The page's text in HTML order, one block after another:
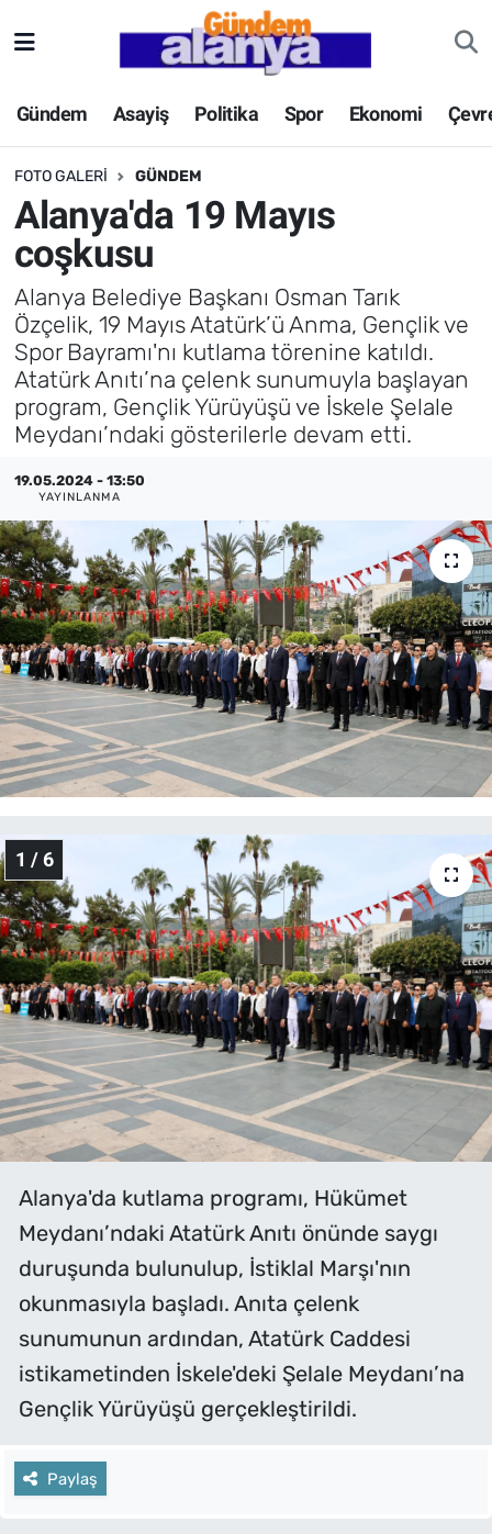
Gündem Asayiş Politika Spor Ekonomi
FOTO GALERI GÜNDEM
Alanya'da 19 Mayıs
coşkusu
Alanya Belediye Başkanı Osman Tarık
Özçelik, 19 Mayıs Atatürk’ü Anma, Gençlik ve
Spor Bayramı'nı kutlama törenine katıldı.
Atatürk Anıtı’na çelenk sunumuyla başlayan
program, Gençlik Yürüyüşü ve İskele Şelale
Meydanı’ndaki gösterilerle devam etti.
19.05.2024 - 13:50
YAYINLANMA
1 / 6
Alanya'da kutlama programı, Hükümet
Meydanı’ndaki Atatürk Anıtı önünde saygı
duruşunda bulunulup, İstiklal Marşı'nın
okunmasıyla başladı. Anıta çelenk
sunumunun ardından, Atatürk Caddesi
istikametinden İskele'deki Şelale Meydanı’na
Gençlik Yürüyüşü gerçekleştirildi.
Paylaş